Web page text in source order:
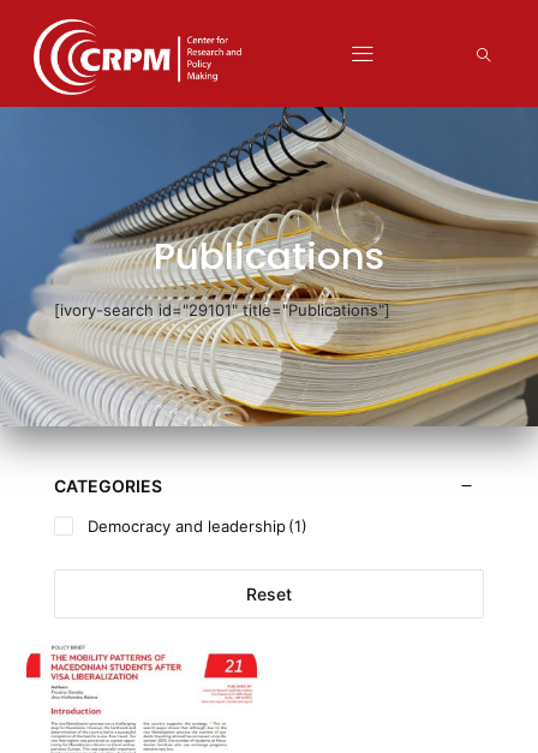
Publications
[ivory-search id="29101" title="Publications"]
CATEGORIES
Democracy and leadership (1)
Reset